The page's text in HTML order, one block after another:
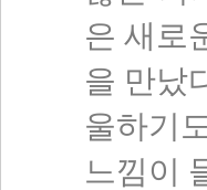
은 새로
을 만났
울하기
느낌이